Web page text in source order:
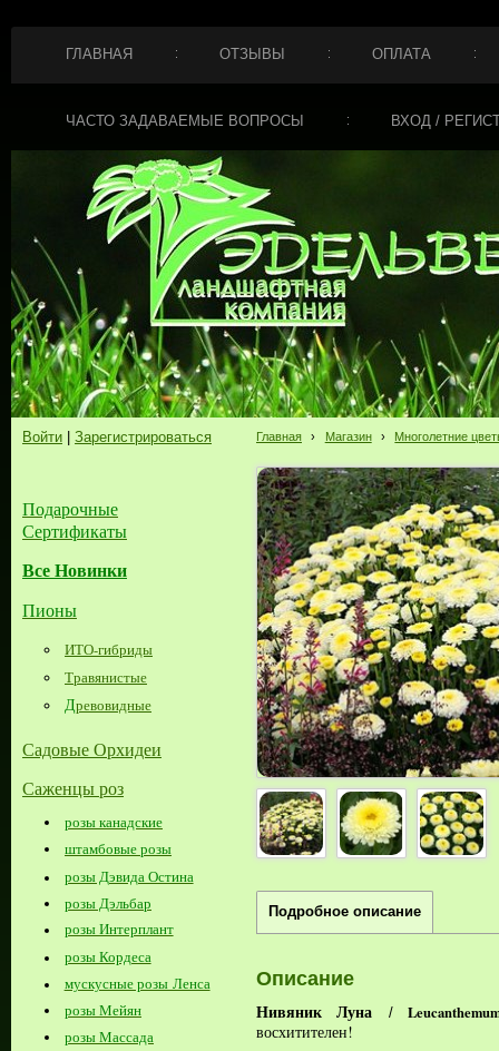
ГЛАВНАЯ ОТЗЫВЫ ОПЛАТА
ЧАСТО ЗАДАВАЕМЫЕ ВОПРОСЫ ВХОД /
Войти Зарегистрироваться
Подарочные
Сертификаты
Все Новинки
Пионы
ИТО-гибриды
Травянистые
Древовидные
Садовые Орхидеи
Саженцы роз
розы канадские
штамбовые розы
розы Дэвида Остина
розы Дэльбар
розы Интерплант
розы Кордеса
мускусные розы Ленса
розы Мейян
розы Массада
Главная › Магазин › Многолетние
Подробное описание
Описание
Нивяник Луна /
восхитителен!